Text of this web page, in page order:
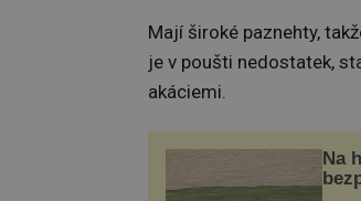
Mají široké paznehty,
je v poušti nedostatek,
akáciemi.
Na